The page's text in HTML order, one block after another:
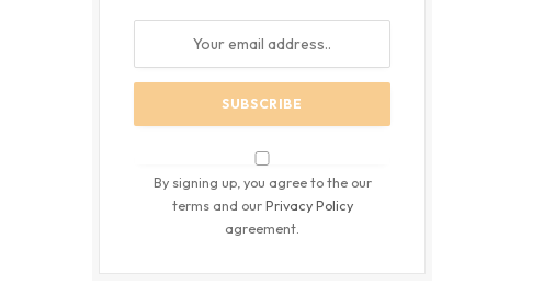
By signing up, you agree to the our
terms and ourPrivacy Policy
agreement.